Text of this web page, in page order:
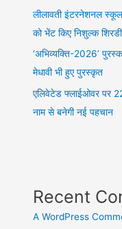
लीलावती इंटरनेशनल
को भेंट किए निशुल्क
‘अभिव्यक्ति-2026’
मेधावी भी हुए पुरस्कृत
एलिवेटेड फ्लाईओवर पर
नाम से बनेगी नई पहचान
Recent
A WordPress